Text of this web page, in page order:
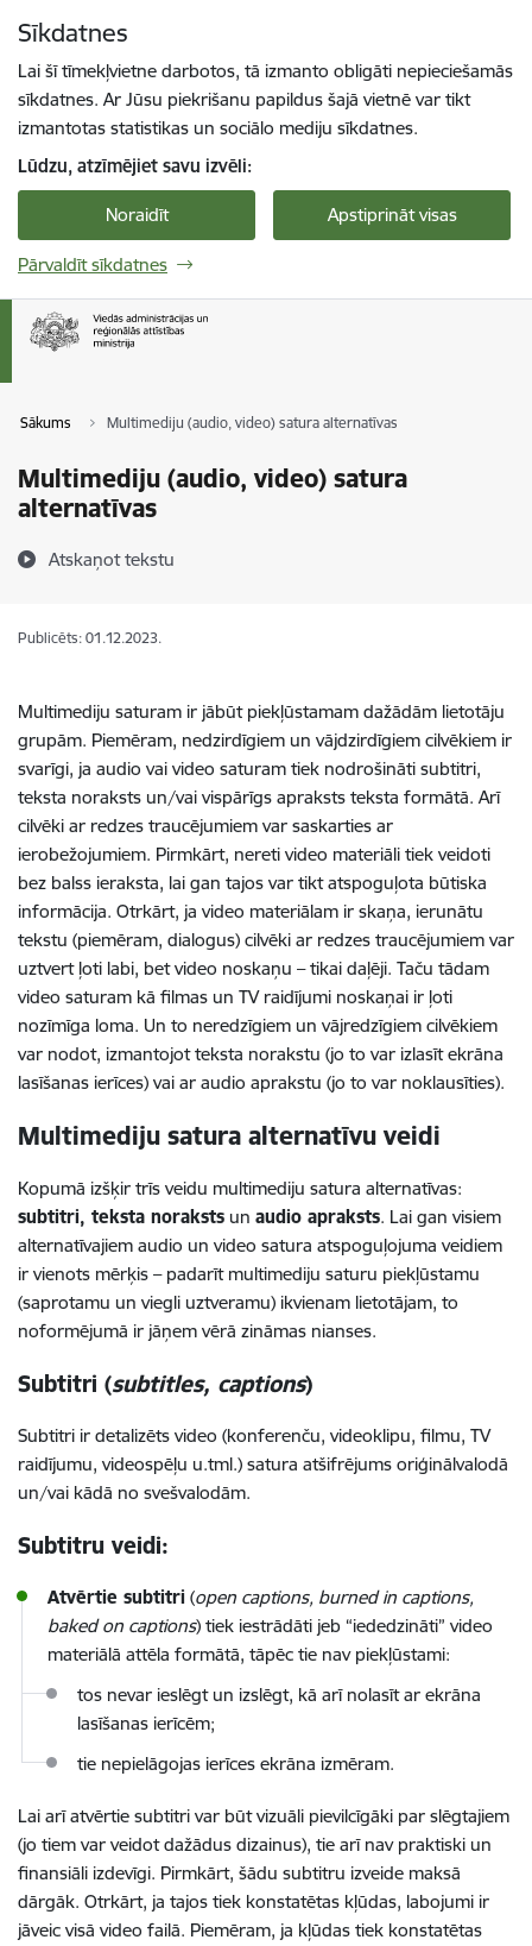
Sīkdatnes
Lai šī tīmekļvietne darbotos, tā izmanto obligāti nepieciešamās
sīkdatnes. Ar Jūsu piekrišanu papildus šajā vietnē var tikt
izmantotas statistikas un sociālo mediju sīkdatnes.
Lūdzu, atzīmējiet savu izvēli:
Noraidīt Apstiprināt visas
Pārvaldīt sīkdatnes
Sākums Multimediju (audio, video) satura alternatīvas
Multimediju (audio, video) satura
alternatīvas
Atskaņot tekstu
Publicēts: 01.12.2023.
Multimediju saturam ir jābūt piekļūstamam dažādām lietotāju
grupām. Piemēram, nedzirdīgiem un vājdzirdīgiem cilvēkiem ir
svarīgi, ja audio vai video saturam tiek nodrošināti subtitri,
teksta noraksts un/vai vispārīgs apraksts teksta formātā. Arī
cilvēki ar redzes traucējumiem var saskarties ar
ierobežojumiem. Pirmkārt, nereti video materiāli tiek veidoti
bez balss ieraksta, lai gan tajos var tikt atspoguļota būtiska
informācija. Otrkārt, ja video materiālam ir skaņa, ierunātu
tekstu (piemēram, dialogus) cilvēki ar redzes traucējumiem var
uztvert ļoti labi, bet video noskaņu – tikai daļēji. Taču tādam
video saturam kā filmas un TV raidījumi noskaņai ir ļoti
nozīmīga loma. Un to neredzīgiem un vājredzīgiem cilvēkiem
var nodot, izmantojot teksta norakstu (jo to var izlasīt ekrāna
lasīšanas ierīces) vai ar audio aprakstu (jo to var noklausīties).
Multimediju satura alternatīvu veidi
Kopumā izšķir trīs veidu multimediju satura alternatīvas:
subtitri, teksta noraksts un audio apraksts. Lai gan visiem
alternatīvajiem audio un video satura atspoguļojuma veidiem
ir vienots mērķis – padarīt multimediju saturu piekļūstamu
(saprotamu un viegli uztveramu) ikvienam lietotājam, to
noformējumā ir jāņem vērā zināmas nianses.
Subtitri (subtitles, captions)
Subtitri ir detalizēts video (konferenču, videoklipu, filmu, TV
raidījumu, videospēļu u.tml.) satura atšifrējums oriģinālvalodā
un/vai kādā no svešvalodām.
Subtitru veidi:
Atvērtie subtitri (open captions, burned in captions,
baked on captions) tiek iestrādāti jeb “iededzināti” video
materiālā attēla formātā, tāpēc tie nav piekļūstami:
tos nevar ieslēgt un izslēgt, kā arī nolasīt ar ekrāna
lasīšanas ierīcēm;
tie nepielāgojas ierīces ekrāna izmēram.
Lai arī atvērtie subtitri var būt vizuāli pievilcīgāki par slēgtajiem
(jo tiem var veidot dažādus dizainus), tie arī nav praktiski un
finansiāli izdevīgi. Pirmkārt, šādu subtitru izveide maksā
dārgāk. Otrkārt, ja tajos tiek konstatētas kļūdas, labojumi ir
jāveic visā video failā. Piemēram, ja kļūdas tiek konstatētas